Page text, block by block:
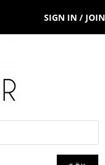
SIGN IN / JOIN